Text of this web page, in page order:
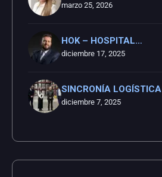
marzo 25, 2026
HOK – HOSPITAL…
diciembre 17, 2025
SINCRONÍA LOGÍSTICA
diciembre 7, 2025